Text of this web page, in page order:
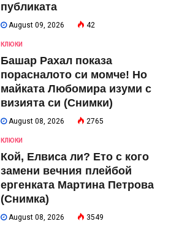
публиката
August 09, 2026 42
КЛЮКИ
Башар Рахал показа
порасналото си момче! Но
майката Любомира изуми с
визията си (Снимки)
August 08, 2026 2765
КЛЮКИ
Кой, Елвиса ли? Ето с кого
замени вечния плейбой
ергенката Мартина Петрова
(Снимка)
August 08, 2026 3549